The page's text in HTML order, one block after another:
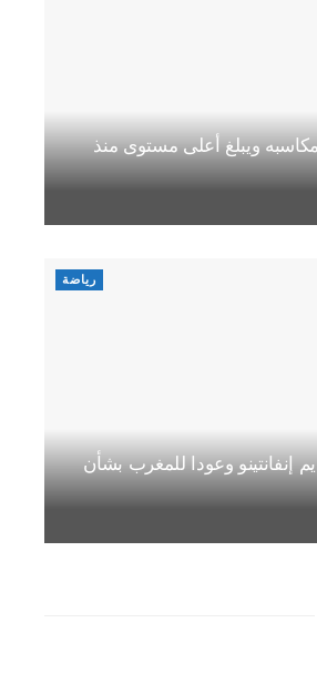
ويبلغ أعلى مستوى منذ
رياضة
إنفانتينو وعودا للمغرب بشأن